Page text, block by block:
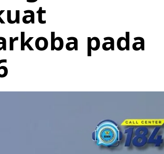
pada